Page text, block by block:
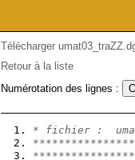
Télécharger
Retour à la liste
Numérotation des lignes :
* fichier :